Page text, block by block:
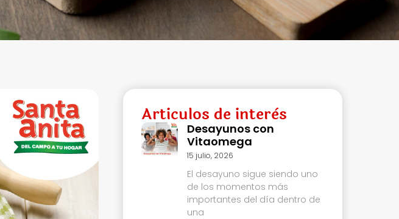
Articulos de interès
Desayunos con
Vitaomega
15 julio, 2026
El desayuno sigue siendo uno
de los momentos más
importantes del día dentro de
una